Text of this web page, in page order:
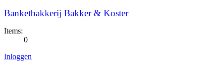
Banketbakkerij Bakker & Koster
Items:
0
Inloggen